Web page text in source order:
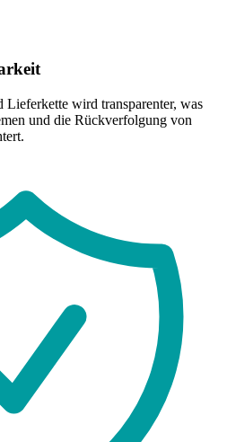
Lieferkette wird transparenter, was
und die Rückverfolgung von